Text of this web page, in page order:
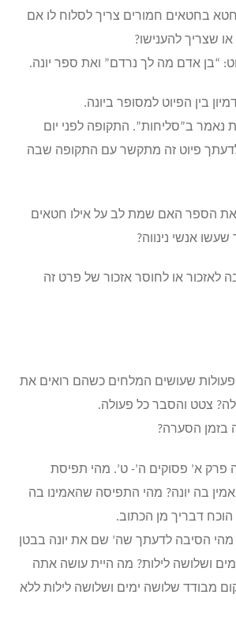
בחטאים חמורים צריך לסלוח לו אם
שצריך להענישו?
“בן אדם מה לך נרדם” ואת ספר יונה.
בין הפיוט למסופר ביונה.
נאמר ב”סליחות”. התקופה לפני יום
לדעתך פיוט זה מתקשר עם התקופה שבה
הספר האם שמת לב על אילו חטאים
אנשי נינווה?
לאזכור או לחוסר אזכור של פרט זה
שעושים המלחים כשהם רואים את
צטט והסבר כל פעולה.
בזמן הסערה?
פרק א’ פסוקים ה’- ט’. מהי תפיסת
בה יונה? מהי התפיסה שהאמינו בה
הוכח דבריך מן הכתוב.
הסיבה לדעתך שה’ שם את יונה בבטן
ושלושה לילות? מה היית עושה אתה
מבודד שלושה ימים ושלושה לילות ללא